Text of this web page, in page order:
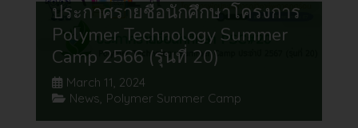
ประกาศรายชื่อนักศึกษาโครงการ
Polymer Technology Summer
Camp 2566 (รุ่นที่ 20)
March 11, 2024
News, Polymer Summer Camp